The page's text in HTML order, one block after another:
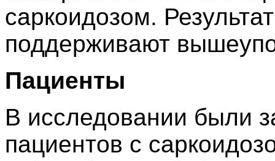
саркоидозом.
поддерживают
Пациенты
В исследовании были
пациентов с